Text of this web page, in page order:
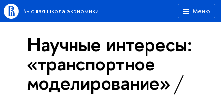
Меню
Высшая школа экономики
Научные интересы:
«транспортное
моделирование»